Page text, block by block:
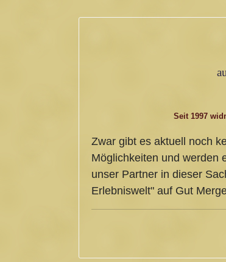
Seit 1997
Zwar gibt es aktuell noch
Möglichkeiten und werden
unser Partner in dieser
Erlebniswelt" auf Gut